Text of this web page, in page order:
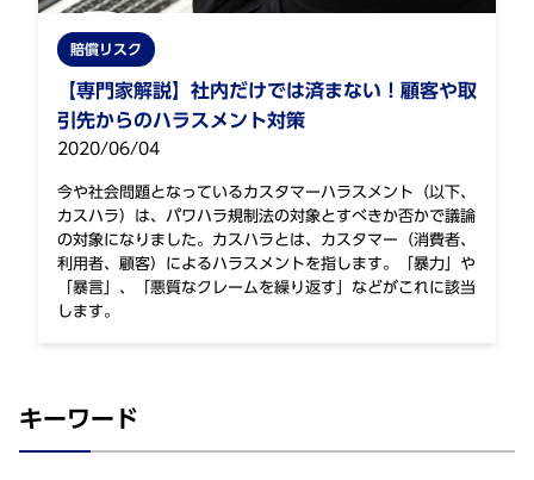
賠償リスク
【専門家解説】社内だけでは済まない！顧客や取
引先からのハラスメント対策
2020/06/04
今や社会問題となっているカスタマーハラスメント（以下、
カスハラ）は、パワハラ規制法の対象とすべきか否かで議論
の対象になりました。カスハラとは、カスタマー（消費者、
利用者、顧客）によるハラスメントを指します。「暴力」や
「暴言」、「悪質なクレームを繰り返す」などがこれに該当
します。
キーワード